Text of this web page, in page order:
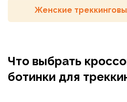
Женские
Что выбрать
ботинки для